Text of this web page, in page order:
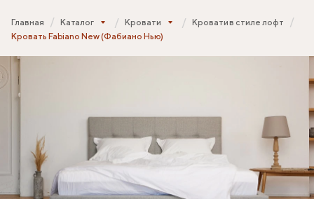
Главная Каталог Кровати
Кровати в стиле лофт
Кровать Fabiano New (Фабиано Нью)